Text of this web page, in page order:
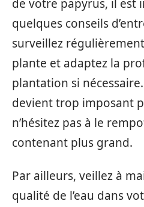
de votre papyrus, il est
quelques conseils
surveillez
plante et adaptez la
plantation si
devient trop imposant
n’hésitez pas à le
contenant plus grand.
Par ailleurs, veillez à
qualité de l’eau dans